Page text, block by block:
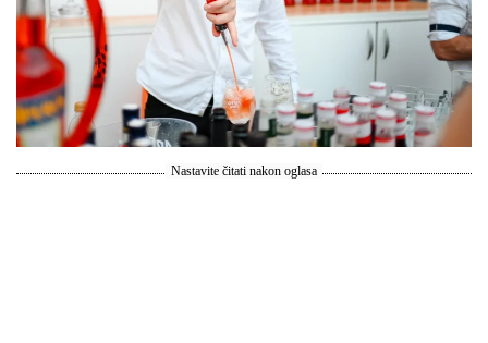
Nastavite čitati nakon oglasa